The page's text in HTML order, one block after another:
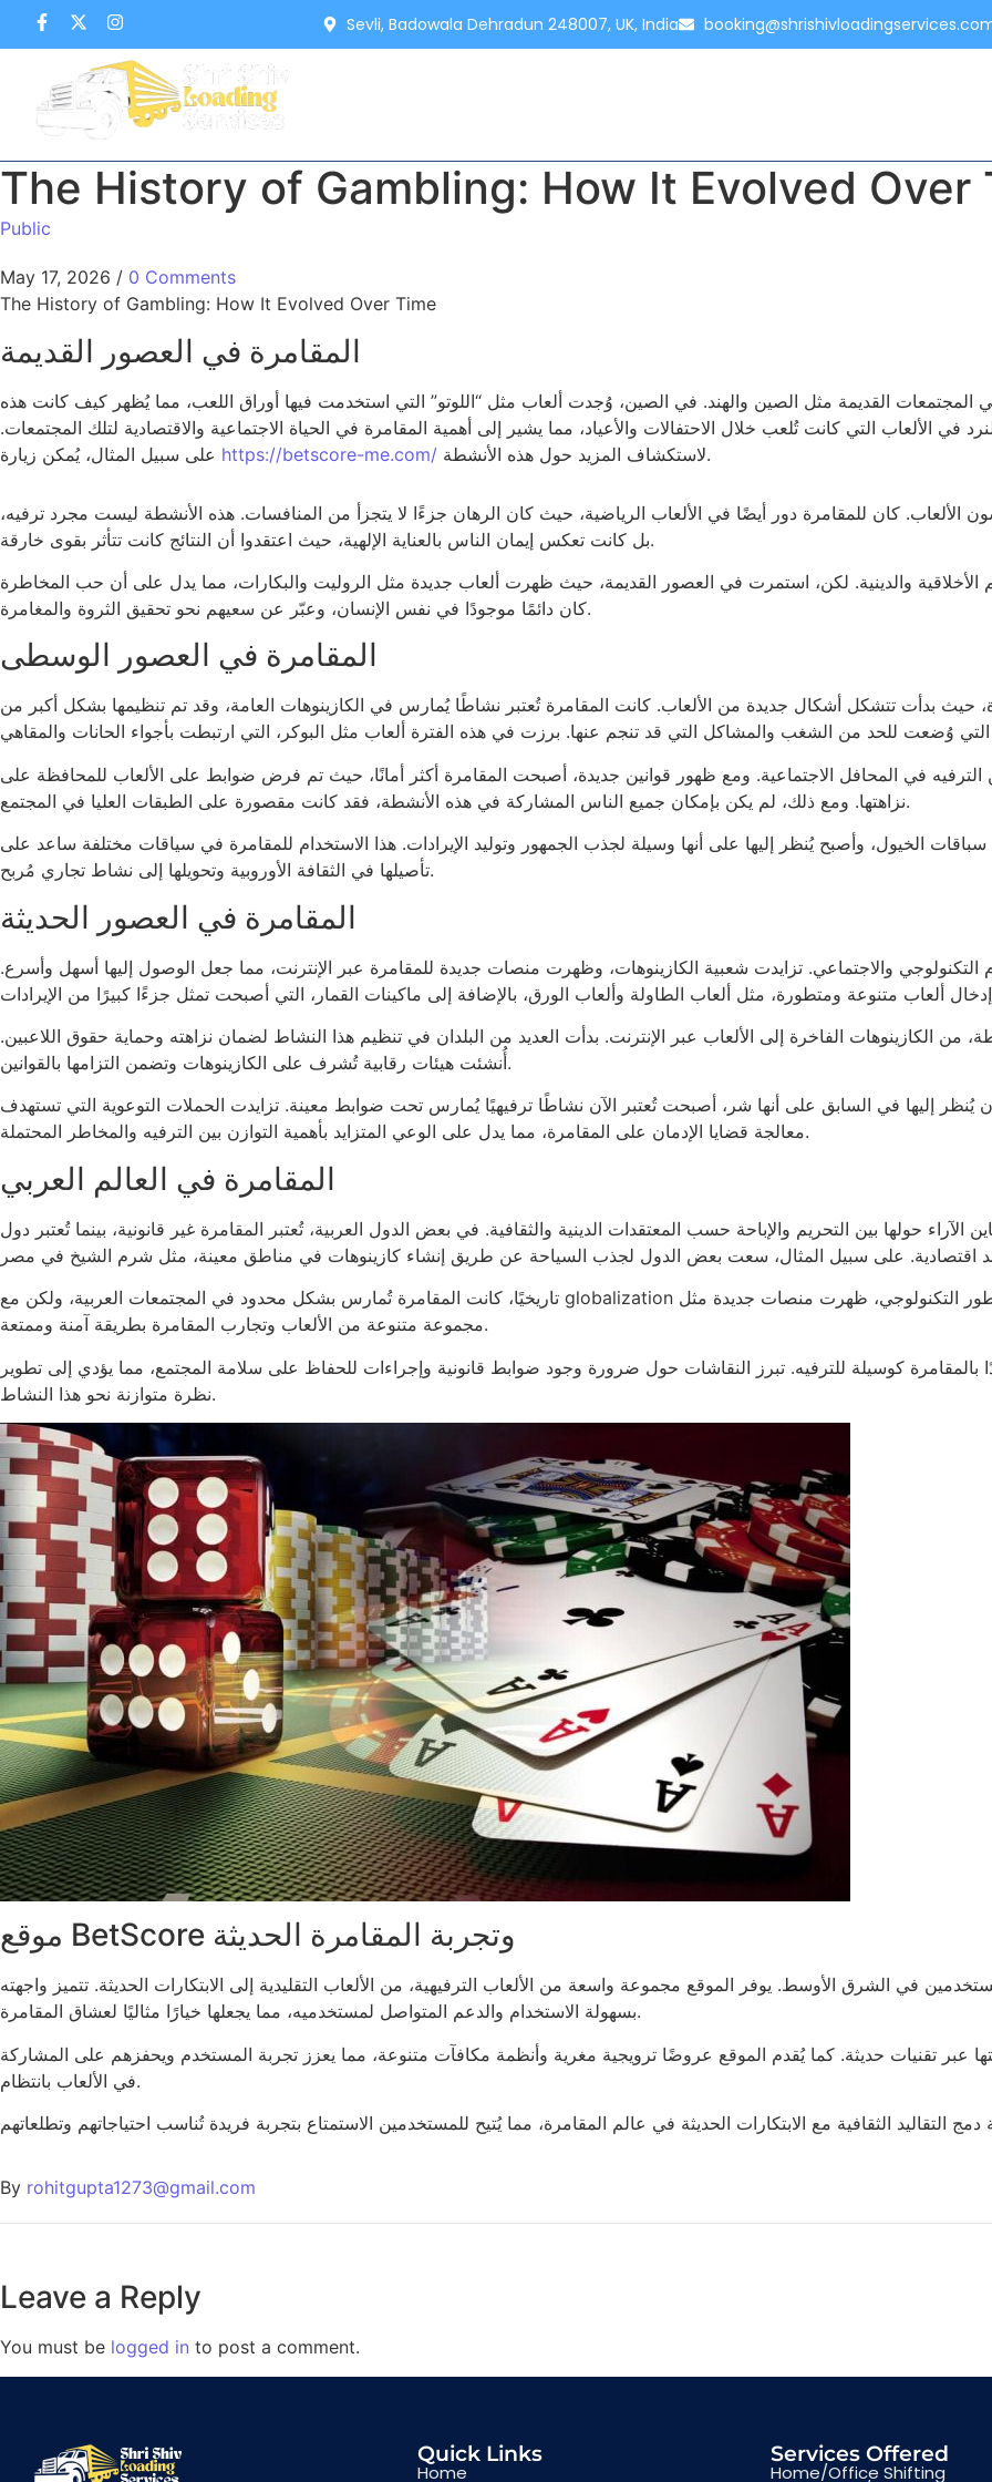
Sevli, Badowala Dehradun 248007, UK, India
The History of Gambling: How It Evolved Over
Public
May 17, 2026 / 0 Comments
The History of Gambling: How It Evolved Over Time
المقامرة في العصور القديمة
في المجتمعات القديمة مثل الصين والهند. في الصين، وُجدت ألعاب مثل “اللوتو” التي استخدمت فيها أوراق اللعب، مما يُظهر كيف كانت هذه
في الألعاب التي كانت تُلعب خلال الاحتفالات والأعياد، مما يشير إلى أهمية المقامرة في الحياة الاجتماعية والاقتصادية لتلك المجتمعات.
https://betscore-me.com/ لاستكشاف المزيد حول هذه الأنشطة.
كان للمقامرة دور أيضًا في الألعاب الرياضية، حيث كان الرهان جزءًا لا يتجزأ من المنافسات. هذه الأنشطة ليست مجرد ترفيه،
بل كانت تعكس إيمان الناس بالعناية الإلهية، حيث اعتقدوا أن النتائج كانت تتأثر بقوى خارقة.
والدينية. لكن، استمرت في العصور القديمة، حيث ظهرت ألعاب جديدة مثل الروليت والبكارات، مما يدل على أن حب المخاطرة
كان دائمًا موجودًا في نفس الإنسان، وعبّر عن سعيهم نحو تحقيق الثروة والمغامرة.
المقامرة في العصور الوسطى
حيث بدأت تتشكل أشكال جديدة من الألعاب. كانت المقامرة تُعتبر نشاطًا يُمارس في الكازينوهات العامة، وقد تم تنظيمها بشكل أكبر من
الترفيه في المحافل الاجتماعية. ومع ظهور قوانين جديدة، أصبحت المقامرة أكثر أمانًا، حيث تم فرض ضوابط على الألعاب للمحافظة على
نزاهتها. ومع ذلك، لم يكن بإمكان جميع الناس المشاركة في هذه الأنشطة، فقد كانت مقصورة على الطبقات العليا في المجتمع.
الخيول، وأصبح يُنظر إليها على أنها وسيلة لجذب الجمهور وتوليد الإيرادات. هذا الاستخدام للمقامرة في سياقات مختلفة ساعد على
تأصيلها في الثقافة الأوروبية وتحويلها إلى نشاط تجاري مُربح.
المقامرة في العصور الحديثة
والاجتماعي. تزايدت شعبية الكازينوهات، وظهرت منصات جديدة للمقامرة عبر الإنترنت، مما جعل الوصول إليها أسهل وأسرع.
الفاخرة إلى الألعاب عبر الإنترنت. بدأت العديد من البلدان في تنظيم هذا النشاط لضمان نزاهته وحماية حقوق اللاعبين.
أُنشئت هيئات رقابية تُشرف على الكازينوهات وتضمن التزامها بالقوانين.
يُنظر إليها في السابق على أنها شر، أصبحت تُعتبر الآن نشاطًا ترفيهيًا يُمارس تحت ضوابط معينة. تزايدت الحملات التوعوية التي تستهدف
معالجة قضايا الإدمان على المقامرة، مما يدل على الوعي المتزايد بأهمية التوازن بين الترفيه والمخاطر المحتملة.
المقامرة في العالم العربي
حولها بين التحريم والإباحة حسب المعتقدات الدينية والثقافية. في بعض الدول العربية، تُعتبر المقامرة غير قانونية، بينما تُعتبر دول
تاريخيًا، كانت المقامرة تُمارس بشكل محدود في المجتمعات العربية، ولكن مع globalization والتطور التكنولوجي، ظهرت منصات جديدة مثل Betscore التي تُقدم خدماتها باللغة العربية. توفر هذه المنصات
مجموعة متنوعة من الألعاب وتجارب المقامرة بطريقة آمنة وممتعة.
بالمقامرة كوسيلة للترفيه. تبرز النقاشات حول ضرورة وجود ضوابط قانونية وإجراءات للحفاظ على سلامة المجتمع، مما يؤدي إلى تطوير
نظرة متوازنة نحو هذا النشاط.
موقع BetScore وتجربة المقامرة الحديثة
في الشرق الأوسط. يوفر الموقع مجموعة واسعة من الألعاب الترفيهية، من الألعاب التقليدية إلى الابتكارات الحديثة. تتميز واجهته
بسهولة الاستخدام والدعم المتواصل لمستخدميه، مما يجعلها خيارًا مثاليًا لعشاق المقامرة.
عبر تقنيات حديثة. كما يُقدم الموقع عروضًا ترويجية مغرية وأنظمة مكافآت متنوعة، مما يعزز تجربة المستخدم ويحفزهم على المشاركة
في الألعاب بانتظام.
By rohitgupta1273@gmail.com
Leave a Reply
You must be logged in to post a comment.
Quick Links
Home
Services Offered
Home/Office Shifting